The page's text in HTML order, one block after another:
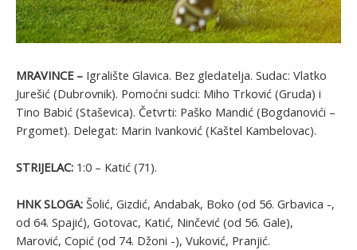
MRAVINCE – Igralište Glavica. Bez gledatelja. Sudac: Vlatko
Jurešić (Dubrovnik). Pomoćni sudci: Miho Trković (Gruda) i
Tino Babić (Staševica). Četvrti: Paško Mandić (Bogdanovići –
Prgomet). Delegat: Marin Ivanković (Kaštel Kambelovac).
STRIJELAC: 1:0 – Katić (71).
HNK SLOGA: Šolić, Gizdić, Andabak, Boko (od 56. Grbavica -,
od 64. Spajić), Gotovac, Katić, Ninčević (od 56. Gale),
Marović, Copić (od 74. Džoni -), Vuković, Pranjić.